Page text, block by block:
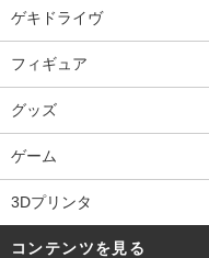
ゲキドライヴ
フィギュア
グッズ
ゲーム
3Dプリンタ
コンテンツを見る